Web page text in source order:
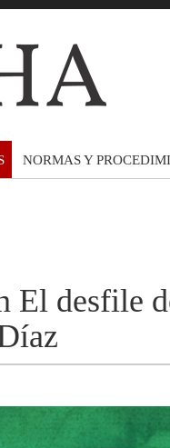
NORMAS Y
El desfile